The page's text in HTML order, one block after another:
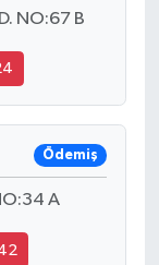
NO:67 B
Ödemiş
A